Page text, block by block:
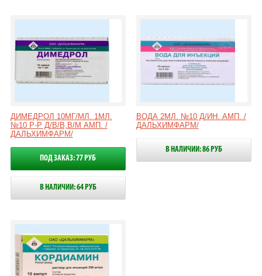
ДИМЕДРОЛ 10МГ/МЛ. 1МЛ.
№10 Р-Р Д/В/В,В/М АМП. /
ДАЛЬХИМФАРМ/
ПОД ЗАКАЗ: 77 РУБ
В НАЛИЧИИ: 64 РУБ
ВОДА 2МЛ. №10 Д/ИН. АМП. /
ДАЛЬХИМФАРМ/
В НАЛИЧИИ: 86 РУБ